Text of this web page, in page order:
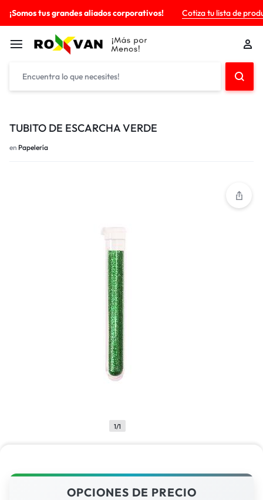
¡Somos tus grandes aliados corporativos! Cotiza tu lista de
TUBITO DE ESCARCHA VERDE
en Papelería
1/1
OPCIONES DE PRECIO